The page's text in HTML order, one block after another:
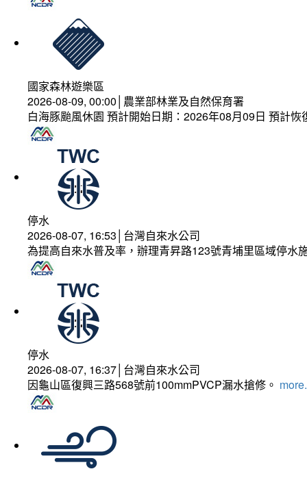
國家森林遊樂區
2026-08-09, 00:00│農業部林業及自然保育署
白海豚颱風休園 預計開始日期：2026年08月09日 預計
停水
2026-08-07, 16:53│台灣自來水公司
為提高自來水普及率，辦理青昇路123號青埔里區域停水
停水
2026-08-07, 16:37│台灣自來水公司
因龜山區復興三路568號前100mmPVCP漏水搶修。